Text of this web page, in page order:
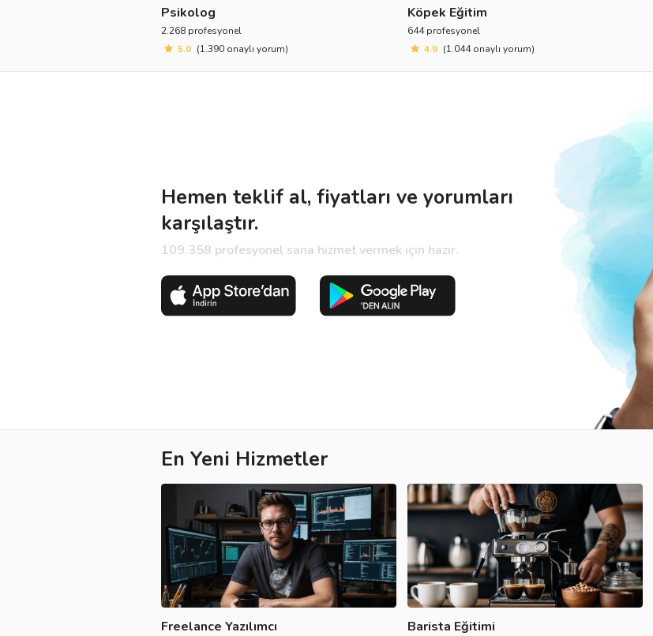
Psikolog
2.268 profesyonel
5.0 (1.390 onaylı yorum)
Köpek Eğitim
644 profesyonel
4.9 (1.044 onaylı yorum)
Hemen teklif al, fiyatları ve yorumları
karşılaştır.
109.358 profesyonel sana hizmet vermek için hazır.
En Yeni Hizmetler
Freelance Yazılımcı Barista Eğitimi